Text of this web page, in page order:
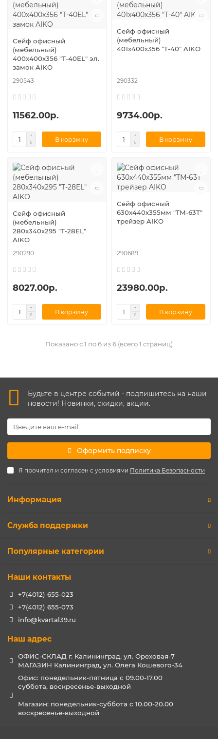
Сейф офисный
(мебельный)
400х400х356 "Т-40EL" эл.
замок AIKO
290543
11562.00р.
В корзину
Сейф офисный
(мебельный)
401х400х356 "Т-40" AIKO
290332
9734.00р.
В корзину
Сейф офисный
(мебельный)
280х340х295 "Т-28EL"
AIKO
290290
8027.00р.
В корзину
Сейф офисный
630х440х355мм "ТМ-63Т"
трейзер AIKO
290689
23980.00р.
В корзину
Показано с 1 по 6 из 6 (всего 1 страниц)
Будьте в центре событий - подпишитесь на наши
новости! Новинки, скидки, акции.
Оформить подписку
Я прочитал и согласен с условиями Политика Безопасности
Информация
Служба поддержки
Популярные категории
Наши контакты
+7(4012) 655-023
+7(4012) 655-073
info@kvartal39.ru
Наш адрес
ОФИС-СКЛАД г. Калининград, ул. Ореховая-7
МАГАЗИН Калининград, ул. Олега Кошевого-34
Офис: понедельник-пятница с 09.00-17.00
суббота, воскресенье-выходной
Магазин: понедельник-суббота с 10.00-20.00
воскресенье-выходной